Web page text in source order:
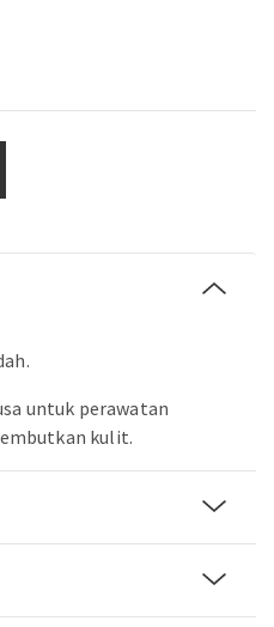
untuk perawatan
kulit.